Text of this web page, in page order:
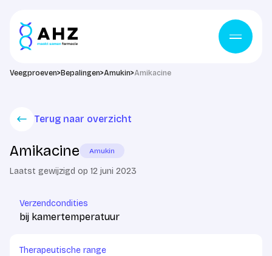
Veegproeven> Bepalingen>Amukin>Amikacine
Terug naar overzicht
Amikacine Amukin
Laatst gewijzigd op 12 juni 2023
Verzendcondities
bij kamertemperatuur
Therapeutische range